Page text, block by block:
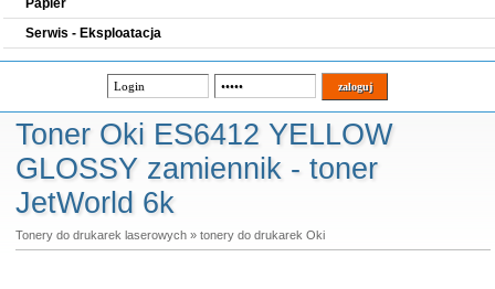
Papier
Serwis - Eksploatacja
Toner Oki ES6412 YELLOW
GLOSSY zamiennik - toner
JetWorld 6k
Tonery do drukarek laserowych» tonery do drukarek Oki